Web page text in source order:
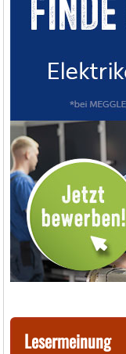
Lesermeinung